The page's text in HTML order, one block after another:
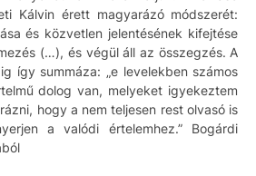
Kálvin érett magyarázó módszerét:
és közvetlen jelentésének kifejtése
(…), és végül áll az összegzés. A
így summáza: „e levelekben számos
dolog van, melyeket igyekeztem
hogy a nem teljesen rest olvasó is
a valódi értelemhez.” Bogárdi